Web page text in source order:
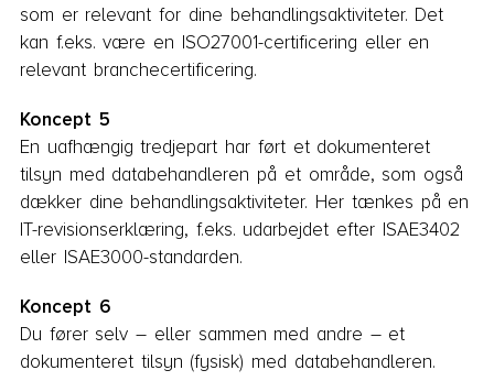
som er relevant for dine behandlingsaktiviteter. Det
kan f.eks. være en ISO27001-certificering eller en
relevant branchecertificering.
Koncept 5
En uafhængig tredjepart har ført et dokumenteret
tilsyn med databehandleren på et område, som også
dækker dine behandlingsaktiviteter. Her tænkes på en
IT-revisionserklæring, f.eks. udarbejdet efter ISAE3402
eller ISAE3000-standarden.
Koncept 6
Du fører selv – eller sammen med andre – et
dokumenteret tilsyn (fysisk) med databehandleren.